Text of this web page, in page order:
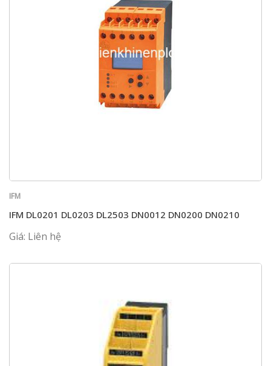
IFM
IFM DL0201 DL0203 DL2503 DN0012 DN0200 DN0210
Giá: Liên hệ